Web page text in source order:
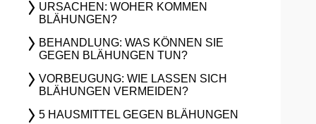
URSACHEN: WOHER KOMMEN
BLÄHUNGEN?
BEHANDLUNG: WAS KÖNNEN SIE
GEGEN BLÄHUNGEN TUN?
VORBEUGUNG: WIE LASSEN SICH
BLÄHUNGEN VERMEIDEN?
5 HAUSMITTEL GEGEN BLÄHUNGEN